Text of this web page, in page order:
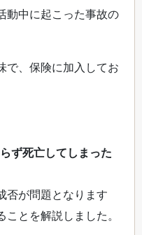
動中に起こった事故の
で、保険に加入してお
ず死亡してしまった
否が問題となります
ことを解説しました。